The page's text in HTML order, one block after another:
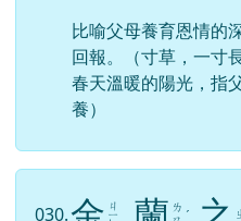
比喻父母養育恩情的
回報。（寸草，一寸
春天溫暖的陽光，指
養）
030. ㄐ
ㄧ
ㄌ
ˊ